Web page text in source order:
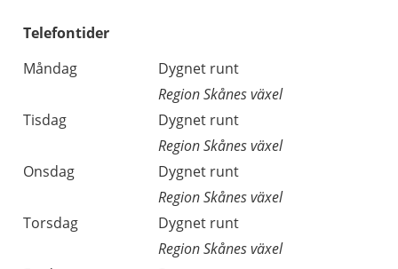
Telefontider
Måndag
Dygnet runt
Region Skånes växel
Tisdag
Dygnet runt
Region Skånes växel
Onsdag
Dygnet runt
Region Skånes växel
Torsdag
Dygnet runt
Region Skånes växel